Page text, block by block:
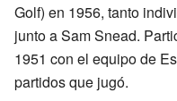
Golf) en 1956, tanto
junto a Sam Snead.
1951 con el equipo de
partidos que jugó.